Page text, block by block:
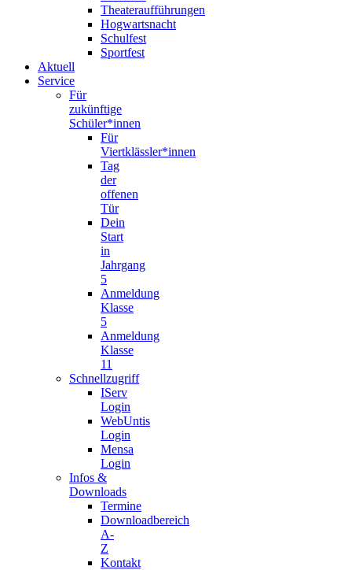
Theateraufführungen
Hogwartsnacht
Schulfest
Sportfest
Aktuell
Service
Für
zukünftige
Schüler*innen
Für
Viertklässler*innen
Tag
der
offenen
Tür
Dein
Start
in
Jahrgang
5
Anmeldung
Klasse
5
Anmeldung
Klasse
11
Schnellzugriff
IServ
Login
WebUntis
Login
Mensa
Login
Infos &
Downloads
Termine
Downloadbereich
A-
Z
Kontakt